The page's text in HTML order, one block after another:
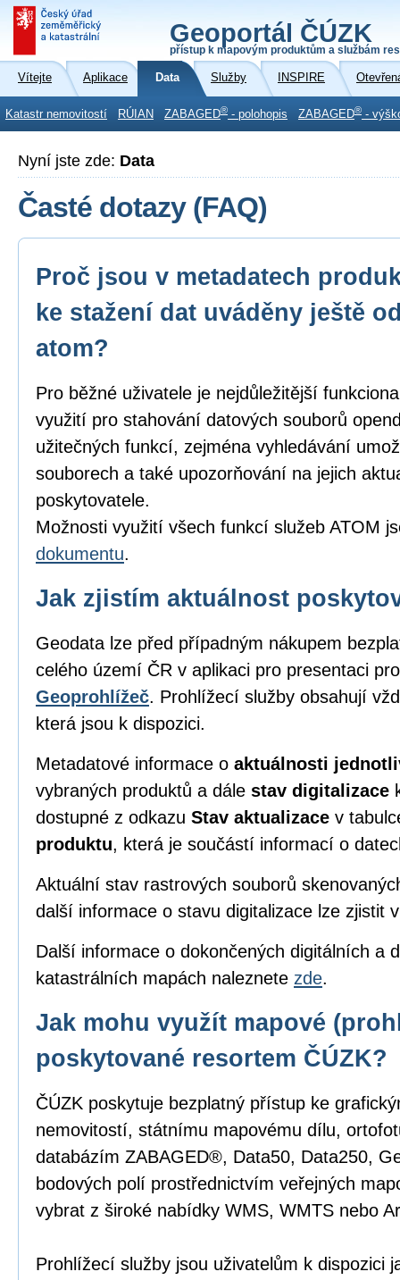
Geoportál ČÚZK
přístup k mapovým produktům a službám
Vítejte Aplikace Data Služby INSPIRE
Katastr nemovitostí RÚIAN ZABAGED® - polohopis ZABAGED® -
Nyní jste zde: Data
Časté dotazy (FAQ)
Proč jsou v metadatech
ke stažení dat uváděny ještě
atom?
Pro běžné uživatele je nejdůležitější
využití pro stahování datových souborů
užitečných funkcí, zejména vyhledávání
souborech a také upozorňování na jejich
poskytovatele.
Možnosti využití všech funkcí služeb ATOM
dokumentu.
Jak zjistím aktuálnost
Geodata lze před případným nákupem
celého území ČR v aplikaci pro presentaci
Geoprohlížeč. Prohlížecí služby obsahují
která jsou k dispozici.
Metadatové informace o aktuálnosti
vybraných produktů a dále stav digitalizace
dostupné z odkazu Stav aktualizace v
produktu, která je součástí informací o
Aktuální stav rastrových souborů
další informace o stavu digitalizace lze zjistit
Další informace o dokončených digitálních a
katastrálních mapách naleznete zde.
Jak mohu využít mapové
poskytované resortem ČÚZK?
ČÚZK poskytuje bezplatný přístup ke
nemovitostí, státnímu mapovému dílu,
databázím ZABAGED®, Data50, Data250,
bodových polí prostřednictvím veřejných
vybrat z široké nabídky WMS, WMTS nebo
Prohlížecí služby jsou uživatelům k dispozici